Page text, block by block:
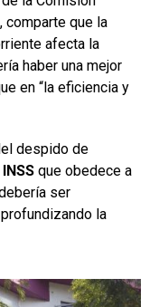
comparte que la
afecta la
haber una mejor
en “la eficiencia y
despido de
INSS que obedece a
ser
la